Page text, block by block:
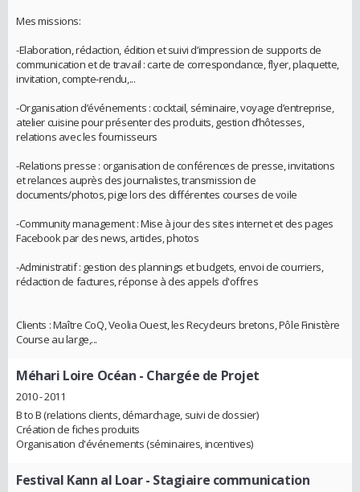
Mes missions:
-Elaboration, rédaction, édition et suivi d’impression de supports de
communication et de travail : carte de correspondance, flyer, plaquette,
invitation, compte-rendu,...
-Organisation d’événements : cocktail, séminaire, voyage d’entreprise,
atelier cuisine pour présenter des produits, gestion d’hôtesses,
relations avec les fournisseurs
-Relations presse : organisation de conférences de presse, invitations
et relances auprès des journalistes, transmission de
documents/photos, pige lors des différentes courses de voile
-Community management : Mise à jour des sites internet et des pages
Facebook par des news, articles, photos
-Administratif : gestion des plannings et budgets, envoi de courriers,
rédaction de factures, réponse à des appels d'offres
Clients : Maître CoQ, Veolia Ouest, les Recycleurs bretons, Pôle Finistère
Course au large,...
Méhari Loire Océan - Chargée de Projet
2010 - 2011
B to B (relations clients, démarchage, suivi de dossier)
Création de fiches produits
Organisation d'événements (séminaires, incentives)
Festival Kann al Loar- Stagiaire communication